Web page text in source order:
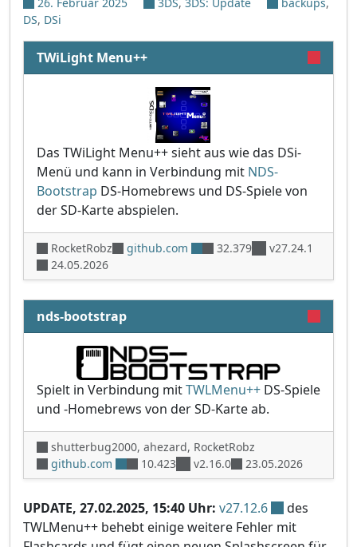
DS, DSi
TWiLight Menu++
Das TWiLight Menu++ sieht aus wie das DSi-
Menü und kann in Verbindung mit NDS-
Bootstrap DS-Homebrews und DS-Spiele von
der SD-Karte abspielen.
RocketRobz github.com 32.379
v27.24.1
24.05.2026
nds-bootstrap
Spielt in Verbindung mitTWLMenu++ DS-Spiele
und -Homebrews von der SD-Karte ab.
shutterbug2000, ahezard, RocketRobz
github.com
10.423 v2.16.0 23.05.2026
UPDATE, 27.02.2025, 15:40 Uhr: v27.12.6
des
TWLMenu++ behebt einige weitere Fehler mit